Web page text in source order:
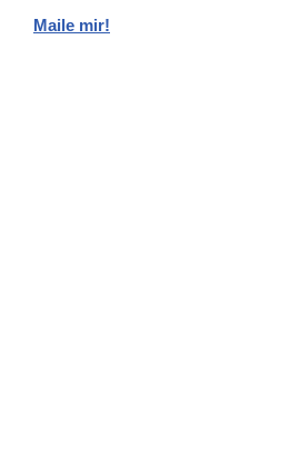
Maile mir!